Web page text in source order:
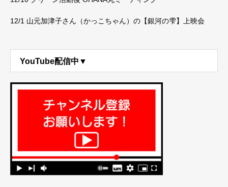
12/1 山元加津子さん（かっこちゃん）の【銀河の雫】上映会
YouTube配信中▼